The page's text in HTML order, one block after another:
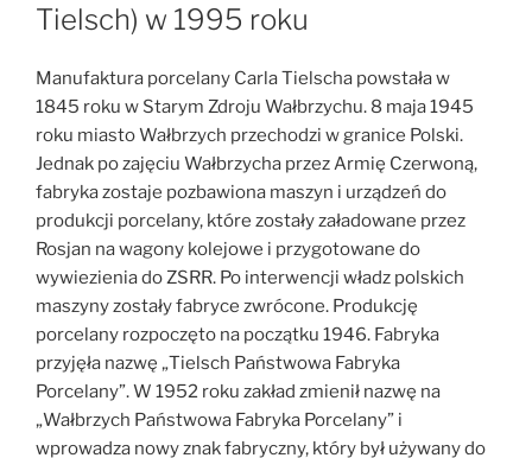
Tielsch) w 1995 roku
Manufaktura porcelany Carla Tielscha powstała w
1845 roku w Starym Zdroju Wałbrzychu. 8 maja 1945
roku miasto Wałbrzych przechodzi w granice Polski.
Jednak po zajęciu Wałbrzycha przez Armię Czerwoną,
fabryka zostaje pozbawiona maszyn i urządzeń do
produkcji porcelany, które zostały załadowane przez
Rosjan na wagony kolejowe i przygotowane do
wywiezienia do ZSRR. Po interwencji władz polskich
maszyny zostały fabryce zwrócone. Produkcję
porcelany rozpoczęto na początku 1946. Fabryka
przyjęła nazwę „Tielsch Państwowa Fabryka
Porcelany”. W 1952 roku zakład zmienił nazwę na
„Wałbrzych Państwowa Fabryka Porcelany” i
wprowadza nowy znak fabryczny, który był używany do